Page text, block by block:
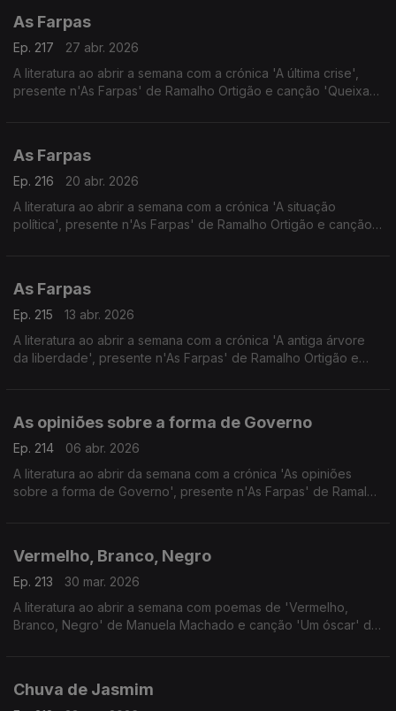
As Farpas
Ep. 217
27 abr. 2026
A literatura ao abrir a semana com a crónica 'A última crise',
presente n'As Farpas' de Ramalho Ortigão e canção 'Queixa
As Farpas
Ep. 216
20 abr. 2026
A literatura ao abrir a semana com a crónica 'A situação
política', presente n'As Farpas' de Ramalho Ortigão e canção
As Farpas
Ep. 215
13 abr. 2026
A literatura ao abrir a semana com a crónica 'A antiga árvore
da liberdade', presente n'As Farpas' de Ramalho Ortigão e
As opiniões sobre a forma de Governo
Ep. 214
06 abr. 2026
A literatura ao abrir da semana com a crónica 'As opiniões
sobre a forma de Governo', presente n'As Farpas' de Ramalho
Vermelho, Branco, Negro
Ep. 213
30 mar. 2026
A literatura ao abrir a semana com poemas de 'Vermelho,
Branco, Negro' de Manuela Machado e canção 'Um óscar' de
Chuva de Jasmim